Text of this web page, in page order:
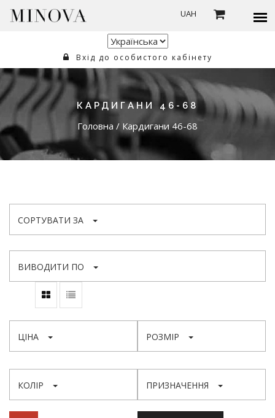
UAH
Вхід до особистого кабінету
КАРДИГАНИ 46-68
Головна / Кардигани 46-68
СОРТУВАТИ ЗА
ВИВОДИТИ ПО
ЦІНА РОЗМІР
КОЛІР ПРИЗНАЧЕННЯ